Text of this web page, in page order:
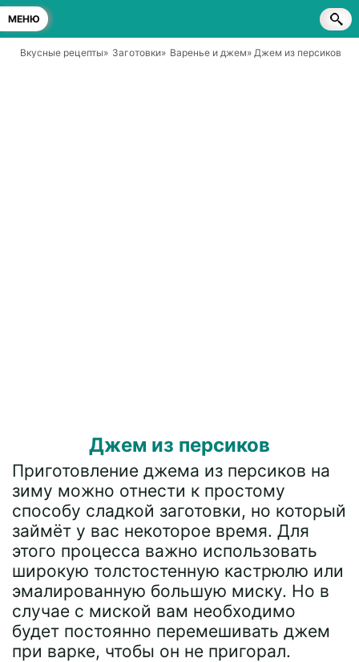
МЕНЮ
Вкусные рецепты» Заготовки» Варенье и джем» Джем из персиков
Джем из персиков
Приготовление джема из персиков на
зиму можно отнести к простому
способу сладкой заготовки, но который
займёт у вас некоторое время. Для
этого процесса важно использовать
широкую толстостенную кастрюлю или
эмалированную большую миску. Но в
случае с миской вам необходимо
будет постоянно перемешивать джем
при варке, чтобы он не пригорал.